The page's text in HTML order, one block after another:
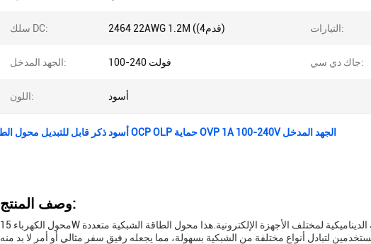
سلك DC: 2464 22AWG 1.2M ((4قدم) التيارات:
الجهد المدخل: 100-240 فولت جاك دي سي:
اللون: أسود
أسود ذكر قابل للتبديل محول الطاقة OCP OLP حماية OVP 1A 100-240V الجهد المدخل
وصف المنتج:
محول الكهرباء 15W قابل للتبادل هو حل مبتكر مصمم لتلبية احتياجات الطاقة الديناميكية لمختلف الأجهزة الإلكترونية.هذا محول الطاقة الشبكية متعددة
لتبادل أنواع مختلفة من الشبكية بسهولة، مما يجعله رفيق سفر مثالي أو أمر لا بد منه